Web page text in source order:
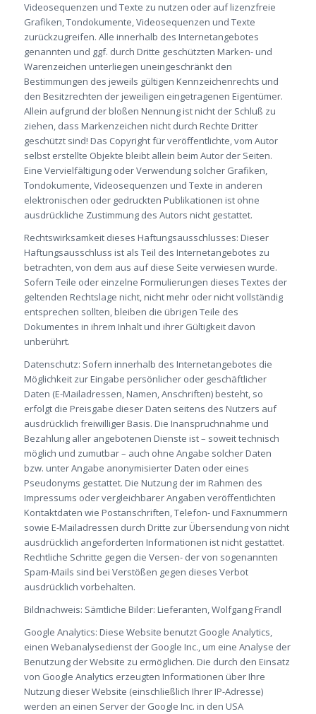
Videosequenzen und Texte zu nutzen oder auf lizenzfreie
Grafiken, Tondokumente, Videosequenzen und Texte
zurückzugreifen. Alle innerhalb des Internetangebotes
genannten und ggf. durch Dritte geschützten Marken- und
Warenzeichen unterliegen uneingeschränkt den
Bestimmungen des jeweils gültigen Kennzeichenrechts und
den Besitzrechten der jeweiligen eingetragenen Eigentümer.
Allein aufgrund der bloßen Nennung ist nicht der Schluß zu
ziehen, dass Markenzeichen nicht durch Rechte Dritter
geschützt sind! Das Copyright für veröffentlichte, vom Autor
selbst erstellte Objekte bleibt allein beim Autor der Seiten.
Eine Vervielfältigung oder Verwendung solcher Grafiken,
Tondokumente, Videosequenzen und Texte in anderen
elektronischen oder gedruckten Publikationen ist ohne
ausdrückliche Zustimmung des Autors nicht gestattet.
Rechtswirksamkeit dieses Haftungsausschlusses: Dieser
Haftungsausschluss ist als Teil des Internetangebotes zu
betrachten, von dem aus auf diese Seite verwiesen wurde.
Sofern Teile oder einzelne Formulierungen dieses Textes der
geltenden Rechtslage nicht, nicht mehr oder nicht vollständig
entsprechen sollten, bleiben die übrigen Teile des
Dokumentes in ihrem Inhalt und ihrer Gültigkeit davon
unberührt.
Datenschutz: Sofern innerhalb des Internetangebotes die
Möglichkeit zur Eingabe persönlicher oder geschäftlicher
Daten (E-Mailadressen, Namen, Anschriften) besteht, so
erfolgt die Preisgabe dieser Daten seitens des Nutzers auf
ausdrücklich freiwilliger Basis. Die Inanspruchnahme und
Bezahlung aller angebotenen Dienste ist – soweit technisch
möglich und zumutbar – auch ohne Angabe solcher Daten
bzw. unter Angabe anonymisierter Daten oder eines
Pseudonyms gestattet. Die Nutzung der im Rahmen des
Impressums oder vergleichbarer Angaben veröffentlichten
Kontaktdaten wie Postanschriften, Telefon- und Faxnummern
sowie E-Mailadressen durch Dritte zur Übersendung von nicht
ausdrücklich angeforderten Informationen ist nicht gestattet.
Rechtliche Schritte gegen die Versen- der von sogenannten
Spam-Mails sind bei Verstößen gegen dieses Verbot
ausdrücklich vorbehalten.
Bildnachweis: Sämtliche Bilder: Lieferanten, Wolfgang Frandl
Google Analytics: Diese Website benutzt Google Analytics,
einen Webanalysedienst der Google Inc., um eine Analyse der
Benutzung der Website zu ermöglichen. Die durch den Einsatz
von Google Analytics erzeugten Informationen über Ihre
Nutzung dieser Website (einschließlich Ihrer IP-Adresse)
werden an einen Server der Google Inc. in den USA